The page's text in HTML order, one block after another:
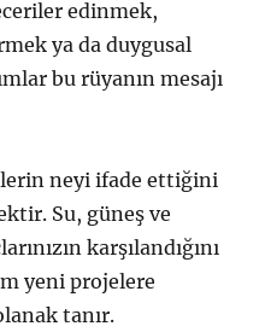
edinmek,
ya da duygusal
bu rüyanın mesajı
neyi ifade ettiğini
Su, güneş ve
karşılandığını
yeni projelere
tanır.